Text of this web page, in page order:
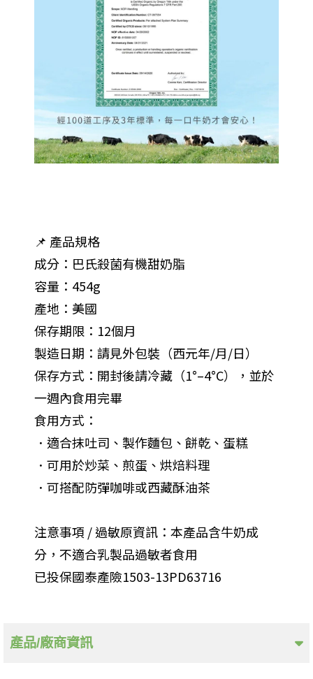
📌 產品規格
成分：巴氏殺菌有機甜奶脂
容量：454g
產地：美國
保存期限：12個月
製造日期：請見外包裝（西元年/月/日）
保存方式：開封後請冷藏（1°–4°C），並於
一週內食用完畢
食用方式：
．適合抹吐司、製作麵包、餅乾、蛋糕
．可用於炒菜、煎蛋、烘焙料理
．可搭配防彈咖啡或西藏酥油茶
注意事項 / 過敏原資訊：本產品含牛奶成
分，不適合乳製品過敏者食用
已投保國泰產險1503-13PD63716
產品/廠商資訊